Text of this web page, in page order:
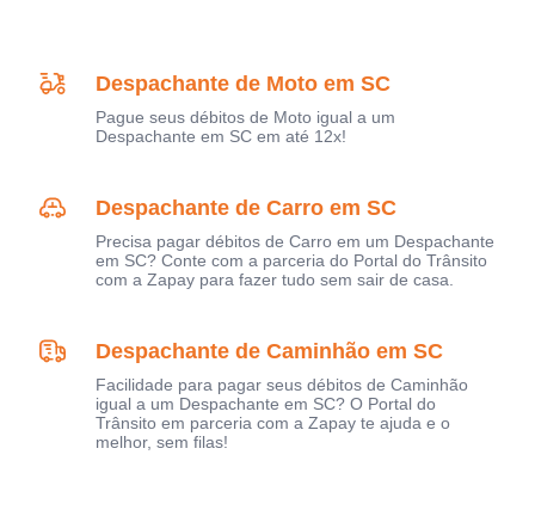
Despachante de Moto em SC
Pague seus débitos de Moto igual a um
Despachante em SC em até 12x!
Despachante de Carro em SC
Precisa pagar débitos de Carro em um Despachante
em SC? Conte com a parceria do Portal do Trânsito
com a Zapay para fazer tudo sem sair de casa.
Despachante de Caminhão em SC
Facilidade para pagar seus débitos de Caminhão
igual a um Despachante em SC? O Portal do
Trânsito em parceria com a Zapay te ajuda e o
melhor, sem filas!